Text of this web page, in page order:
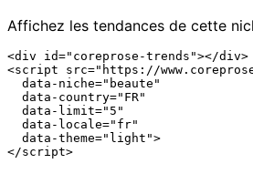
Affichez les tendances de cette
<div id="coreprose-trends"></div>
<script src="https://
  data-niche="beaute"
  data-country="FR"
  data-limit="5"
  data-locale="fr"
  data-theme="light">
</script>